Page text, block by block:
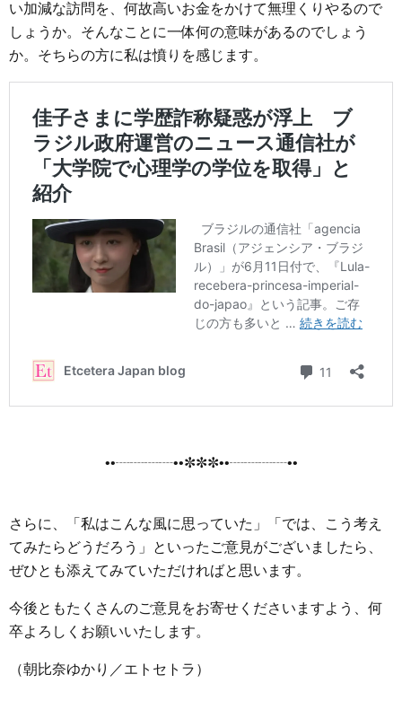
い加減な訪問を、何故高いお金をかけて無理くりやるので
しょうか。そんなことに一体何の意味があるのでしょう
か。そちらの方に私は憤りを感じます。
••┈┈┈┈••✼✼✼••┈┈┈┈••
さらに、「私はこんな風に思っていた」「では、こう考え
てみたらどうだろう」といったご意見がございましたら、
ぜひとも添えてみていただければと思います。
今後ともたくさんのご意見をお寄せくださいますよう、何
卒よろしくお願いいたします。
（朝比奈ゆかり／エトセトラ）